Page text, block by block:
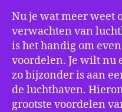
Nu je wat meer weet
verwachten van
is het handig om
voordelen. Je wilt nu
zo bijzonder is aan
de luchthaven.
grootste voordelen